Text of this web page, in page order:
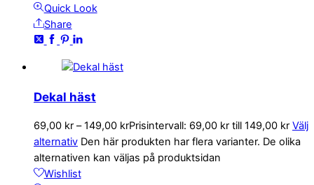
Quick Look
Share
Dekal häst
69,00 kr – 149,00 krPrisintervall: 69,00 kr till 149,00 kr Välj
alternativ Den här produkten har flera varianter. De olika
alternativen kan väljas på produktsidan
Wishlist